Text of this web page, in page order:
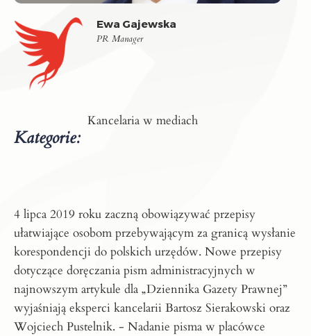
Ewa Gajewska
PR Manager
Kategorie:
Kancelaria w mediach
4 lipca 2019 roku zaczną obowiązywać przepisy
ułatwiające osobom przebywającym za granicą wysłanie
korespondencji do polskich urzędów. Nowe przepisy
dotyczące doręczania pism administracyjnych w
najnowszym artykule dla „Dziennika Gazety Prawnej”
wyjaśniają eksperci kancelarii Bartosz Sierakowski oraz
Wojciech Pustelnik. - Nadanie pisma w placówce